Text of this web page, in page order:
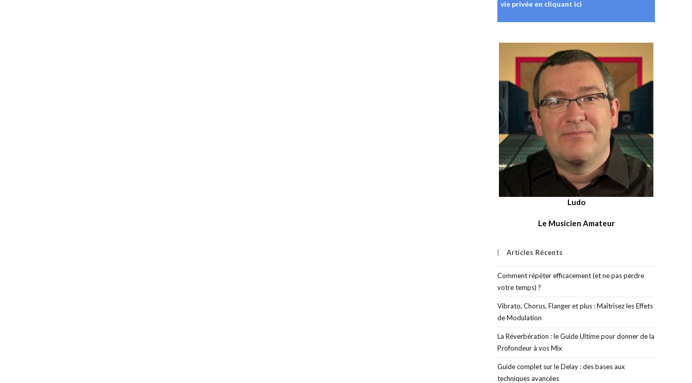
vie privée en cliquant ici
Ludo
Le Musicien Amateur
Articles Récents
Comment répéter efficacement (et ne pas perdre
votre temps) ?
Vibrato, Chorus, Flanger et plus : Maîtrisez les Effets
de Modulation
La Réverbération : le Guide Ultime pour donner de la
Profondeur à vos Mix
Guide complet sur le Delay : des bases aux
techniques avancées